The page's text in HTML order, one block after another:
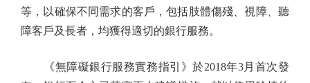
等，以確保不同需求的客戶，包括肢體傷殘、視障、聽
障客戶及長者，均獲得適切的銀行服務。
《無障礙銀行服務實務指引》於2018年3月首次發